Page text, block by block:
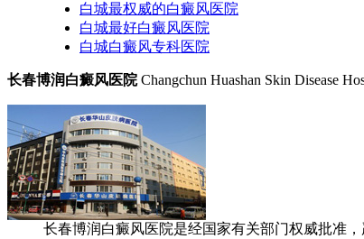
白城最权威的白癜风医院
白城最好白癜风医院
白城白癜风专科医院
长春博润白癜风医院 Changchun Huashan Skin Disease
长春博润白癜风医院是经国家有关部门权威批准